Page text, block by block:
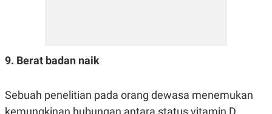
9. Berat badan naik
Sebuah penelitian pada orang dewasa menemukan
kemungkinan hubungan antara status vitamin D